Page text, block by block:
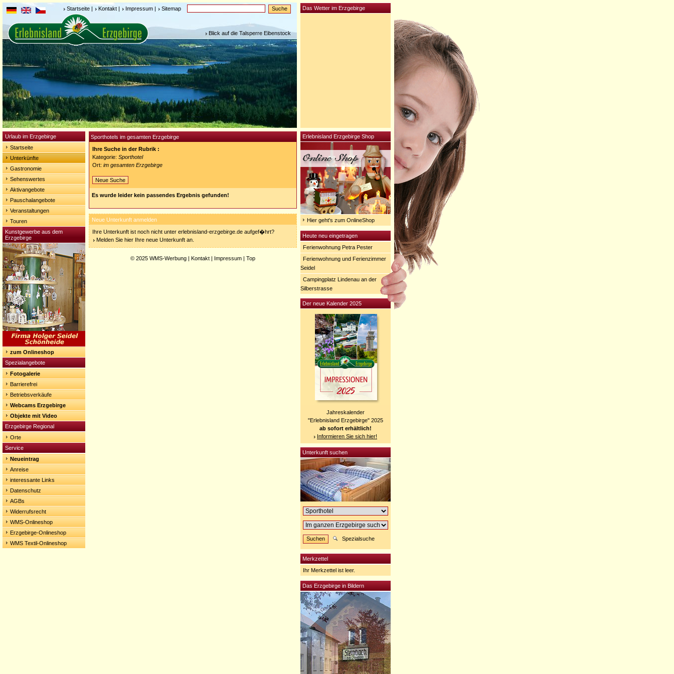
Startseite | Kontakt | Impressum | Sitemap
Blick auf die Talsperre Eibenstock
Urlaub im Erzgebirge
Startseite
Unterkünfte
Gastronomie
Sehenswertes
Aktivangebote
Pauschalangebote
Veranstaltungen
Touren
Kunstgewerbe aus dem
Erzgebirge
zum Onlineshop
Spezialangebote
Fotogalerie
Barrierefrei
Betriebsverkäufe
Webcams Erzgebirge
Objekte mit Video
Erzgebirge Regional
Orte
Service
Neueintrag
Anreise
interessante Links
Datenschutz
AGBs
Widerrufsrecht
WMS-Onlineshop
Erzgebirge-Onlineshop
WMS Textil-Onlineshop
Sporthotels im gesamten Erzgebirge
Ihre Suche in der Rubrik :
Kategorie: Sporthotel
Ort: im gesamten Erzgebirge
Neue Suche
Es wurde leider kein passendes Ergebnis gefunden!
Neue Unterkunft anmelden
Ihre Unterkunft ist noch nicht unter erlebnisland-erzgebirge.de aufgef�hrt?
Melden Sie hier Ihre neue Unterkunft an.
© 2025 WMS-Werbung | Kontakt | Impressum | Top
Erlebnisland Erzgebirge Shop
Hier geht's zum OnlineShop
Heute neu eingetragen
Ferienwohnung Petra Pester
Ferienwohnung und Ferienzimmer
Seidel
Campingplatz Lindenau an der
Silberstrasse
Der neue Kalender 2025
Jahreskalender
"Erlebnisland Erzgebirge" 2025
ab sofort erhältlich!
Informieren Sie sich hier!
Unterkunft suchen
Spezialsuche
Merkzettel
Ihr Merkzettel ist leer.
Das Erzgebirge in Bildern
Das Wetter im Erzgebirge